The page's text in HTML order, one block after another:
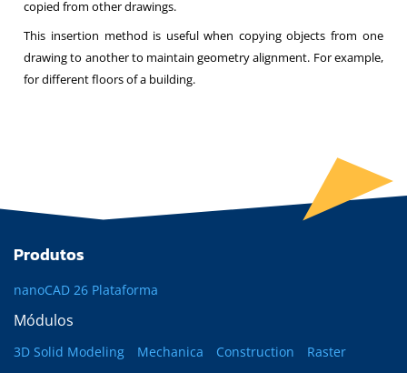
copied from other drawings.
This insertion method is useful when copying objects from one
drawing to another to maintain geometry alignment. For example,
for different floors of a building.
Produtos
nanoCAD 26 Plataforma
Módulos
3D Solid Modeling Mechanica Construction
Raster